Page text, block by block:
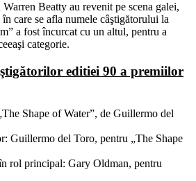
Beatty au revenit pe scena galei,
care se afla numele câştigătorului la
a fost încurcat cu un altul, pentru a
categorie.
editiei 90 a premiilor
Shape of Water”, de Guillermo del
Guillermo del Toro, pentru „The Shape
rol principal: Gary Oldman, pentru